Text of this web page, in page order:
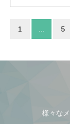
1 5
様々な